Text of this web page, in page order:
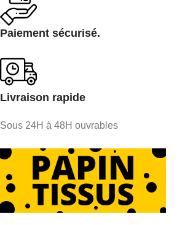
Paiement sécurisé.
Livraison rapide
Sous 24H à 48H ouvrables